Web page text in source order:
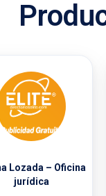
Lozada – Oficina
jurídica